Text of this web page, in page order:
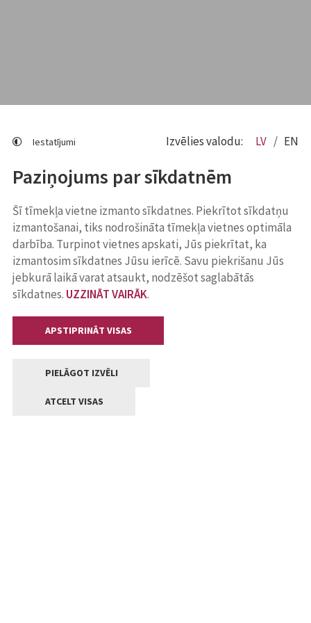
Paziņojums par sīkdatnēm
Šī tīmekļa vietne izmanto sīkdatnes. Piekrītot sīkdatņu
izmantošanai, tiks nodrošināta tīmekļa vietnes optimāla
darbība. Turpinot vietnes apskati, Jūs piekrītat, ka
izmantosim sīkdatnes Jūsu ierīcē. Savu piekrišanu Jūs
jebkurā laikā varat atsaukt, nodzēšot saglabātās
sīkdatnes. UZZINĀT VAIRĀK.
APSTIPRINĀT VISAS
PIELĀGOT IZVĒLI
ATCELT VISAS
Iestatījumi Izvēlies valodu: LV EN